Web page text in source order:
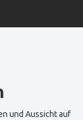
und Aussicht auf